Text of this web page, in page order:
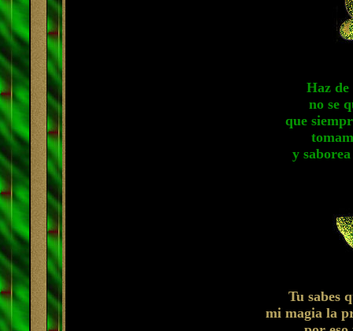
Haz
no se
que
y
Tu sabes
mi magia la